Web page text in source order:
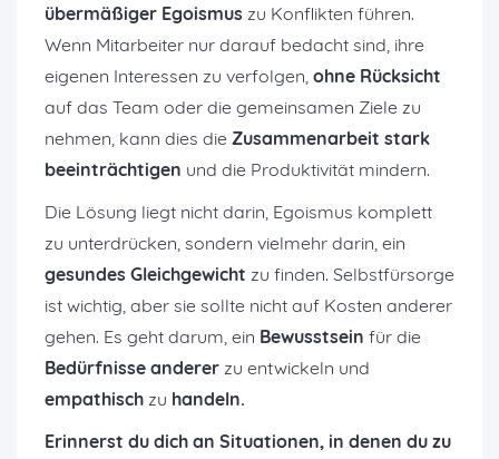
übermäßiger Egoismus zu Konflikten führen.
Wenn Mitarbeiter nur darauf bedacht sind, ihre
eigenen Interessen zu verfolgen, ohne Rücksicht
auf das Team oder die gemeinsamen Ziele zu
nehmen, kann dies die Zusammenarbeit stark
beeinträchtigen und die Produktivität mindern.
Die Lösung liegt nicht darin, Egoismus komplett
zu unterdrücken, sondern vielmehr darin, ein
gesundes Gleichgewicht zu finden. Selbstfürsorge
ist wichtig, aber sie sollte nicht auf Kosten anderer
gehen. Es geht darum, ein Bewusstsein für die
Bedürfnisse anderer zu entwickeln und
empathisch zu handeln.
Erinnerst du dich an Situationen, in denen du zu